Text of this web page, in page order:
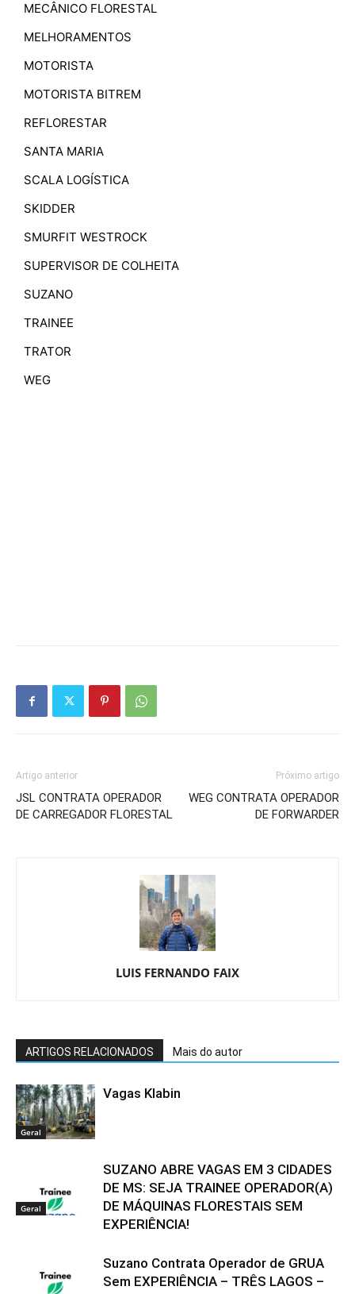
MECÂNICO FLORESTAL
MELHORAMENTOS
MOTORISTA
MOTORISTA BITREM
REFLORESTAR
SANTA MARIA
SCALA LOGÍSTICA
SKIDDER
SMURFIT WESTROCK
SUPERVISOR DE COLHEITA
SUZANO
TRAINEE
TRATOR
WEG
Artigo anterior
JSL CONTRATA OPERADOR
DE CARREGADOR FLORESTAL
Próximo artigo
WEG CONTRATA OPERADOR
DE FORWARDER
LUIS FERNANDO FAIX
ARTIGOS RELACIONADOS Mais do autor
Geral
Vagas Klabin
Geral
SUZANO ABRE VAGAS EM 3 CIDADES
DE MS: SEJA TRAINEE OPERADOR(A)
DE MÁQUINAS FLORESTAIS SEM
EXPERIÊNCIA!
Suzano Contrata Operador de GRUA
Sem EXPERIÊNCIA – TRÊS LAGOS –